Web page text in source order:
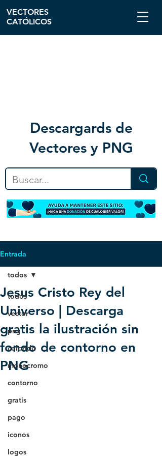
Descargards de
Vectores y PNG
VECTORES
CATÓLICOS
Entrada
todos
vector
png
colorido
monocromo
contorno
gratis
pago
iconos
logos
todos
Jesus Cristo Rey del
Universo | Descarga
gratis la ilustración sin
fondo de contorno en
PNG